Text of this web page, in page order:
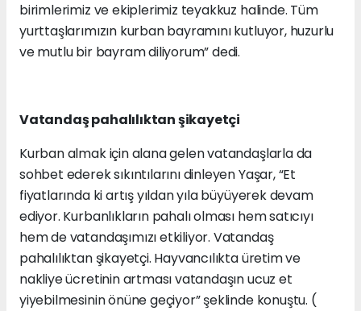
birimlerimiz ve ekiplerimiz teyakkuz halinde. Tüm
yurttaşlarımızın kurban bayramını kutluyor, huzurlu
ve mutlu bir bayram diliyorum” dedi.
Vatandaş pahalılıktan şikayetçi
Kurban almak için alana gelen vatandaşlarla da
sohbet ederek sıkıntılarını dinleyen Yaşar, “Et
fiyatlarında ki artış yıldan yıla büyüyerek devam
ediyor. Kurbanlıkların pahalı olması hem satıcıyı
hem de vatandaşımızı etkiliyor. Vatandaş
pahalılıktan şikayetçi. Hayvancılıkta üretim ve
nakliye ücretinin artması vatandaşın ucuz et
yiyebilmesinin önüne geçiyor” şeklinde konuştu. (